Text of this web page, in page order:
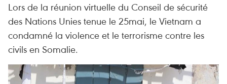
Lors de la réunion virtuelle du Conseil de sécurité
des Nations Unies tenue le 25mai, le Vietnam a
condamné la violence et le terrorisme contre les
civils en Somalie.